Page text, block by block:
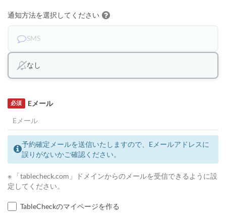
通知方法を選択してください
SMS
なし
Eメール
必須
予約確定メールを送信いたしますので、Eメールアドレスに
誤りがないかご確認ください。
※ 「tablecheck.com」ドメインからのメールを受信できるように設
定してください。
TableCheckのマイページを作る